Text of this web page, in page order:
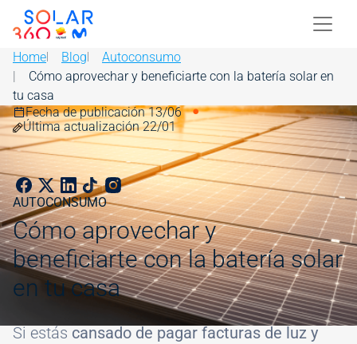
Skip to main content
Image
Home Blog
Autoconsumo
Cómo aprovechar y beneficiarte con la batería solar en
tu casa
ImageFecha de publicación 13/06
Última actualización 22/01
AUTOCONSUMO
Cómo aprovechar y
beneficiarte con la batería solar
en tu casa
Si estás cansado de pagar facturas de luz y